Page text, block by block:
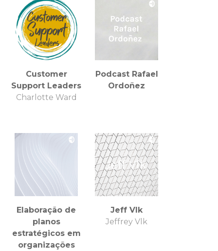
Customer
Support Leaders
Charlotte Ward
Podcast Rafael
Ordoñez
Elaboração de
planos
estratégicos em
organizações
Jeff Vlk
Jeffrey Vlk